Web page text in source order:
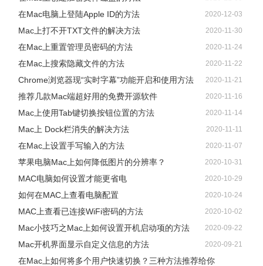
在Mac电脑上登陆Apple ID的方法 2020-12-03
Mac上打不开TXT文件的解决方法 2020-11-30
在Mac上重置管理员密码的方法 2020-11-24
在Mac上搜索隐藏文件的方法 2020-11-22
Chrome浏览器现“实时字幕”功能开启和使用方法 2020-11-21
推荐几款Mac端超好用的免费开源软件 2020-11-16
Mac上使用Tab键切换按钮位置的方法 2020-11-14
Mac上 Dock栏消失的解决方法 2020-11-11
在Mac上设置手写输入的方法 2020-11-07
苹果电脑Mac上如何降低图片的分辨率？ 2020-10-31
MAC电脑如何设置才能更省电 2020-10-29
如何在MAC上查看电脑配置 2020-10-24
MAC上查看已连接WiFi密码的方法 2020-10-02
Mac小技巧之Mac上如何设置开机启动项的方法 2020-09-22
Mac开机界面显示自定义信息的方法 2020-09-21
在Mac上如何将多个用户快速切换？三种方法推荐给你